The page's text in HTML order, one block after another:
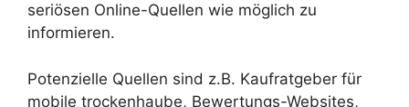
seriösen Online-Quellen wie möglich zu
informieren.
Potenzielle Quellen sind z.B. Kaufratgeber für
mobile trockenhaube, Bewertungs-Websites,